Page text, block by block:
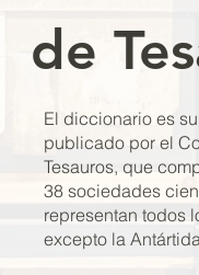
de
El diccionario es
publicado por el
Tesauros, que
38 sociedades
representan todos
excepto la